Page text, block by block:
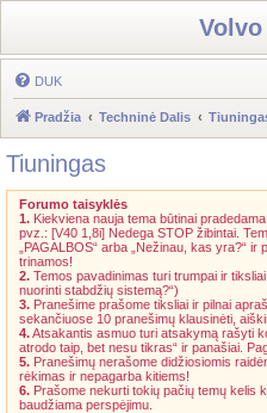
DUK
Pradžia Techninė Dalis
Tiuningas
Forumo taisyklės
1. Kiekviena nauja tema būtinai
pvz.: [V40 1,8i] Nedega STOP žibintai.
„PAGALBOS“ arba „Nežinau, kas yra?“
trinamos!
2. Temos pavadinimas turi trumpai ir
nuorinti stabdžių sistemą?“)
3. Pranešime prašome tiksliai ir pilnai
sekančiuose 10 pranešimų klausinėti,
4.Atsakantis asmuo turi atsakymą rašyti
atrodo taip, bet nesu tikras“ ir panašiai.
5. Pranešimų nerašome didžiosiomis
rėkimas ir nepagarba kitiems!
6. Prašome nekurti tokių pačių temų kelis
baudžiama perspėjimu.